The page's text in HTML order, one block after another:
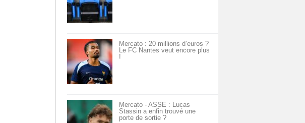
Mercato : 20 millions d’euros ?
Le FC Nantes veut encore plus
!
Mercato - ASSE : Lucas
Stassin a enfin trouvé une
porte de sortie ?